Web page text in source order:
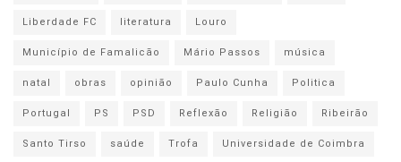
Liberdade FC
literatura
Louro
Município de Famalicão
Mário Passos
música
natal
obras opinião Paulo Cunha
Politica
Portugal
PS PSD Reflexão Religião
Ribeirão
Santo Tirso
saúde Trofa
Universidade de Coimbra